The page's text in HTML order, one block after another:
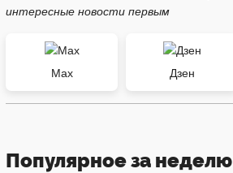
интересные новости первым
Max Дзен
Популярное за неделю